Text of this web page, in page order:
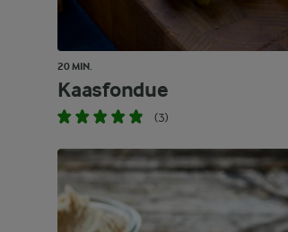
20 MIN.
Kaasfondue
(3)